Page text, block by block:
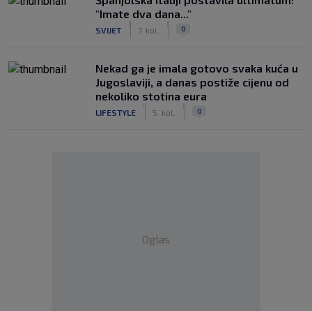
"Imate dva dana..."
SVIJET 7. kol. 0
Nekad ga je imala gotovo svaka kuća u
Jugoslaviji, a danas postiže cijenu od
nekoliko stotina eura
LIFESTYLE 5. kol. 0
Oglas